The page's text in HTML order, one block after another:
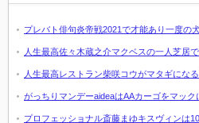
プレバト俳句炎帝戦2021で才能あり一度の
人生最高佐々木蔵之介マクベスの一人芝居
人生最高レストラン柴咲コウがマタギにな
がっちりマンデーaideaはAAカーゴをマッ
プロフェッショナル斎藤まゆキスヴィンは